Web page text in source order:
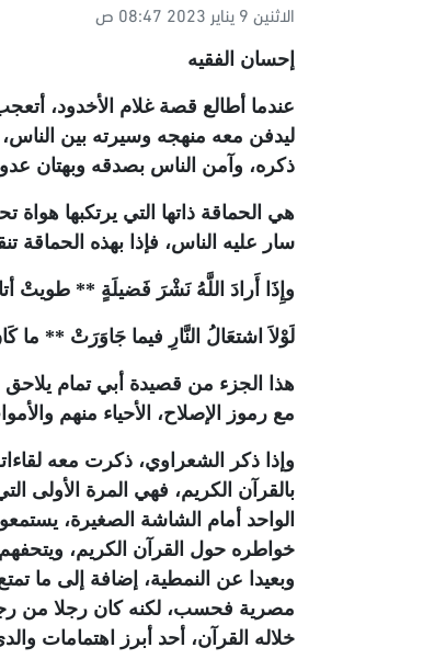
الاثنين 9 يناير 2023 08:47 ص
إحسان الفقيه
عندما أطالع قصة غلام الأخدود،
ليدفن معه منهجه وسيرته بين الناس،
ذكره، وآمن الناس بصدقه وبهتان
هي الحماقة ذاتها التي يرتكبها
سار عليه الناس، فإذا بهذه
وإِذَا أَرادَ اللَّهُ نَشْرَ فَضيلَةٍ ** طويتْ
لَوْلاَ اشتعَالُ النَّارِ فيما جَاوَرَتْ **
هذا الجزء من قصيدة أبي تمام يلاحق
مع رموز الإصلاح، الأحياء منهم
وإذا ذكر الشعراوي، ذكرت معه
بالقرآن الكريم، فهي المرة الأولى
الواحد أمام الشاشة الصغيرة،
خواطره حول القرآن الكريم، ويتحفهم
وبعيدا عن النمطية، إضافة إلى ما
مصرية فحسب، لكنه كان رجلا من
خلاله القرآن، أحد أبرز اهتمامات